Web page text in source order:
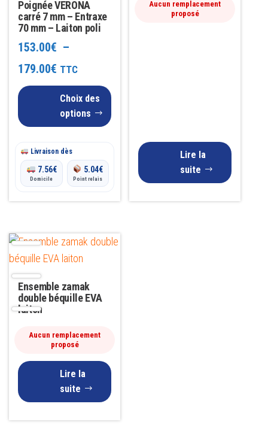
Poignée VERONA
carré 7 mm – Entraxe
70 mm – Laiton poli
153.00€ –
179.00€ Plage
de
prix :
à
179.00€
TTC
Choix des
options
Les
options
être
choisies
sur
page
produitLivraison dès
7.56€
Domicile
5.04€
Point relais
Aucun remplacement
proposé
Lire la
suite
Ensemble zamak
double béquille EVA
laiton
Aucun remplacement
proposé
Lire la
suite